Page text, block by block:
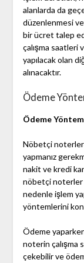
alanlarda da
düzenlenmesi
bir ücret talep
çalışma saatleri
yapılacak olan
alınacaktır.
Ödeme
Ödeme
Nöbetçi
yapmanız
nakit ve kredi
nöbetçi noterler
nedenle işlem
yöntemlerini
Ödeme
noterin çalışma
çekebilir ve